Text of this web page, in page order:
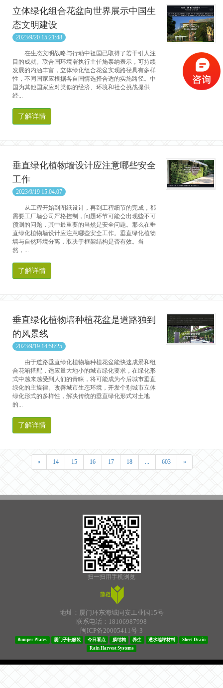
立体绿化组合花盆向世界展示中国生
态文明建设
2023/9/20 15:21:48
在生态文明战略与行动中祖国已取得了若干引人注
目的成就。联合国环境署执行主任施泰纳表示，可持续
发展的内涵丰富，立体绿化组合花盆实现路径具有多样
性，不同国家应根据各自国情选择合适的实施路径。中
国为其他国家应对类似的经济、环境和社会挑战提供
经...
了解详情
垂直绿化植物墙设计应注意哪些安全
工作
2023/9/19 15:04:07
从工程开始到图纸设计，再到工程细节的完成，都
需要工厂墙公司严格控制，问题环节可能会出现些不可
预测的问题，其中最重要的当然是安全问题。那么在垂
直绿化植物墙设计应注意哪些安全工作。垂直绿化植物
墙与自然环境分离，取决于框架结构是否有效。当
然，...
了解详情
垂直绿化植物墙种植花盆是道路独到
的风景线
2023/9/19 14:58:25
由于道路垂直绿化植物墙种植花盆能快速成景和组
合花箱搭配，适应量大地小的城市绿化要求，在绿化形
式中越来越受到人们的青睐，将可能成为今后城市垂直
绿化的主旋律。改善城市生态环境，开发个别城市立体
绿化形式的多样性，解决传统的垂直绿化形式对土地
的...
了解详情
« 14 15 16 17 18 ... 603 »
扫一扫用手机浏览
地址：厦门环东海域同安工业园15号
联系电话：18106987998
闽ICP备20005411号-3
Bumper Plates 厦门子耘服装 今日看点 膜结构 养生 透水地坪材料
Sheet Drain
Rain Harvest Systems